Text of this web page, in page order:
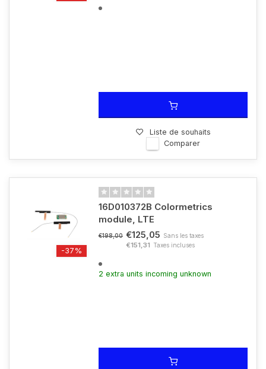
Liste de souhaits
Comparer
-37%
16D010372B Colormetrics
module, LTE
€198,00 €125,05 Sans les taxes
€151,31 Taxes incluses
2 extra units incoming unknown